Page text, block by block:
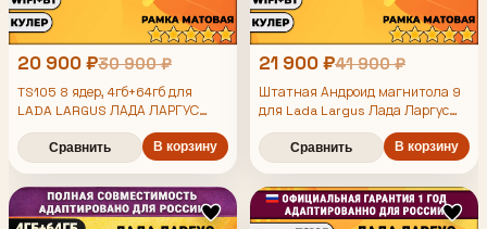
20 900 ₽30 900 ₽
TS105 8 ядер, 4гб+64гб для
LADA LARGUS ЛАДА ЛАРГУС
2018 2019 2020 2021), Android
магнитола
Сравнить В корзину
21 900 ₽41 900 ₽
Штатная Андроид магнитола 9
для Lada Largus Лада Ларгус
2018 2019 2020 2021), рамка
черная матовая, TS105 8 ядер,
4/64гб, Qled Incell,
CarPlay/Android Auto, Gps/
Глонасс
Сравнить В корзину